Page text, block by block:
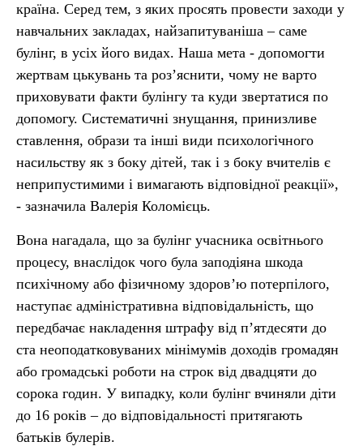
країна. Серед тем, з яких просять провести заходи у
навчальних закладах, найзапитуваніша – саме
булінг, в усіх його видах. Наша мета - допомогти
жертвам цькувань та роз’яснити, чому не варто
приховувати факти булінгу та куди звертатися по
допомогу. Систематичні знущання, принизливе
ставлення, образи та інші види психологічного
насильству як з боку дітей, так і з боку вчителів є
неприпустимими і вимагають відповідної реакції»,
- зазначила Валерія Коломієць.
Вона нагадала, що за булінг учасника освітнього
процесу, внаслідок чого була заподіяна шкода
психічному або фізичному здоров’ю потерпілого,
наступає адміністративна відповідальність, що
передбачає накладення штрафу від п’ятдесяти до
ста неоподатковуваних мінімумів доходів громадян
або громадські роботи на строк від двадцяти до
сорока годин. У випадку, коли булінг вчиняли діти
до 16 років – до відповідальності притягають
батьків булерів.